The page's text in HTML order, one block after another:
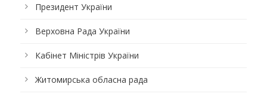
Президент України
Верховна Рада України
Кабінет Міністрів України
Житомирська обласна рада